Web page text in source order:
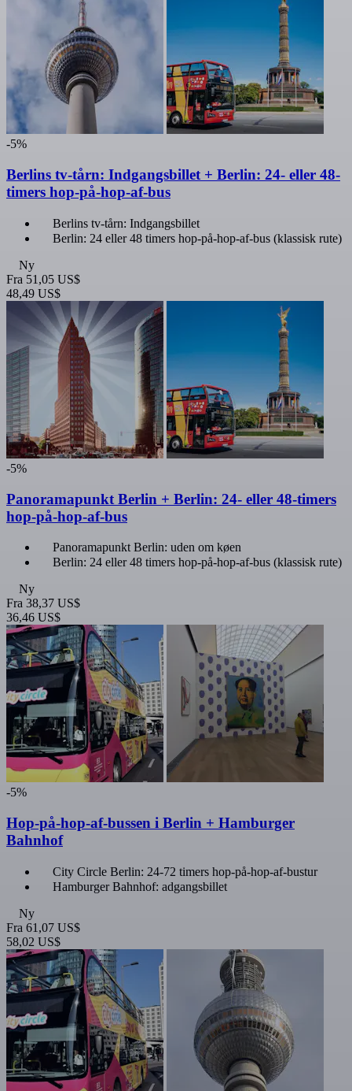
-5%
Berlins tv-tårn: Indgangsbillet + Berlin: 24- eller 48-
timers hop-på-hop-af-bus
Berlins tv-tårn: Indgangsbillet
Berlin: 24 eller 48 timers hop-på-hop-af-bus (klassisk rute)
Ny
Fra 51,05 US$
48,49 US$
-5%
Panoramapunkt Berlin + Berlin: 24- eller 48-timers
hop-på-hop-af-bus
Panoramapunkt Berlin: uden om køen
Berlin: 24 eller 48 timers hop-på-hop-af-bus (klassisk rute)
Ny
Fra 38,37 US$
36,46 US$
-5%
Hop-på-hop-af-bussen i Berlin + Hamburger
Bahnhof
City Circle Berlin: 24-72 timers hop-på-hop-af-bustur
Hamburger Bahnhof: adgangsbillet
Ny
Fra 61,07 US$
58,02 US$